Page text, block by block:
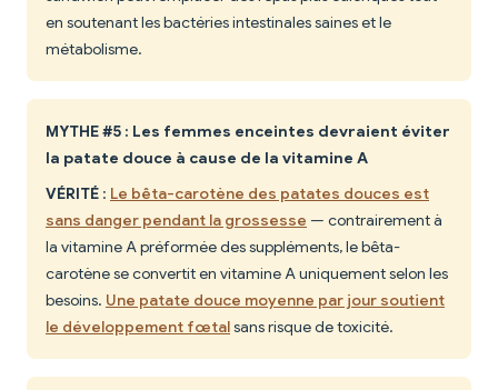
en soutenant les bactéries intestinales saines et le
métabolisme.
MYTHE #5 : Les femmes enceintes devraient éviter
la patate douce à cause de la vitamine A
VÉRITÉ : Le bêta-carotène des patates douces est
sans danger pendant la grossesse — contrairement à
la vitamine A préformée des suppléments, le bêta-
carotène se convertit en vitamine A uniquement selon les
besoins. Une patate douce moyenne par jour soutient
le développement fœtalsans risque de toxicité.